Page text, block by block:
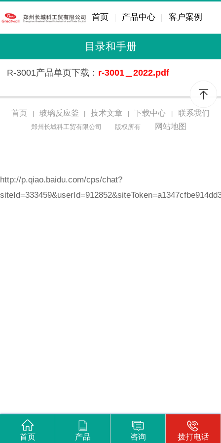
首页 产品中心 客户案例
目录和手册
R-3001产品单页下载： r-3001＿2022.pdf
首页 玻璃反应釜 技术文章 下载中心 联系我们
郑州长城科工贸有限公司 版权所有 网站地图
首页 产品 咨询 拨打电话
http://p.qiao.baidu.com/cps/chat?